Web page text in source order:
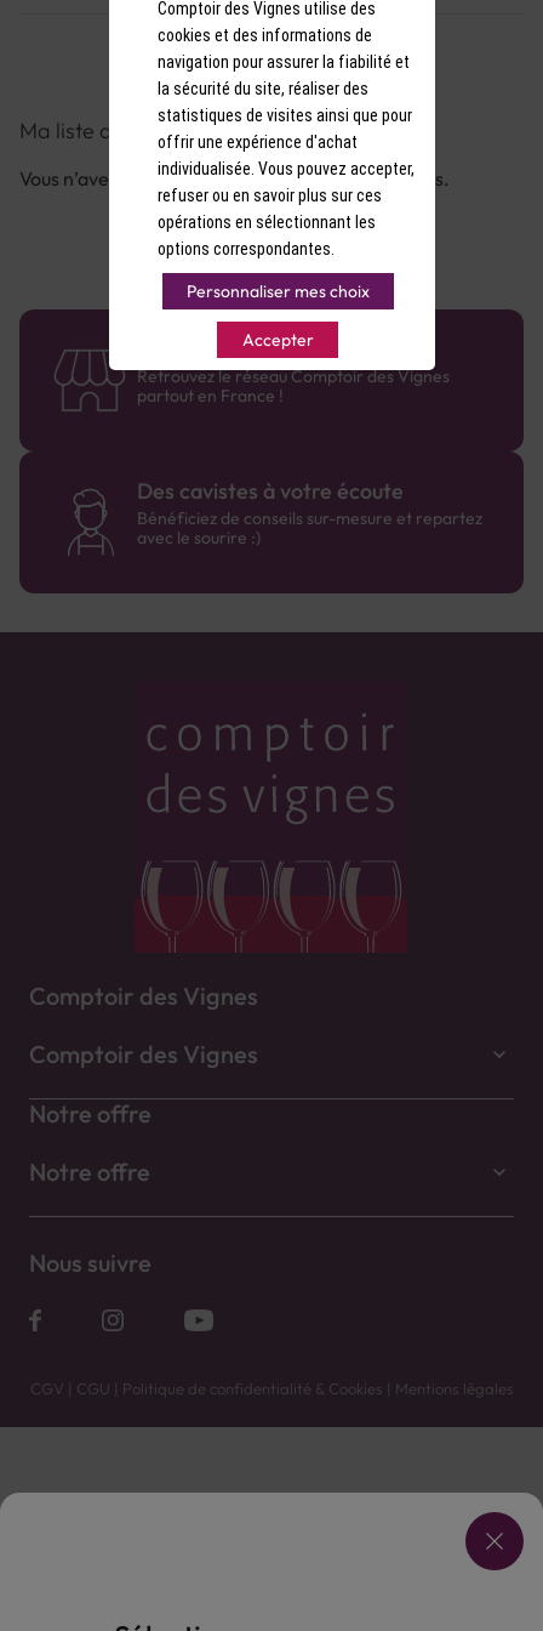
Ma liste d'achats
Vous n’avez aucun article dans votre liste d'achats.
58 caves en France
Retrouvez le réseau Comptoir des Vignes
partout en France !
Des cavistes à votre écoute
Bénéficiez de conseils sur-mesure et repartez
avec le sourire :)
Comptoir des Vignes
Comptoir des Vignes
Notre offre
Notre offre
Nous suivre
CGV | CGU | Politique de confidentialité & Cookies | Mentions légales
Vente uniquement en caves. Contactez votre caviste pour plus de renseignements.
L'ABUS D'ALCOOL EST DANGEREUX POUR LA SANTÉ, À CONSOMMER AVEC MODÉRATION.
Comptoir des Vignes utilise des
cookies et des informations de
navigation pour assurer la fiabilité et
la sécurité du site, réaliser des
statistiques de visites ainsi que pour
offrir une expérience d'achat
individualisée. Vous pouvez accepter,
refuser ou en savoir plus sur ces
opérations en sélectionnant les
options correspondantes.
Personnaliser mes choix
Accepter